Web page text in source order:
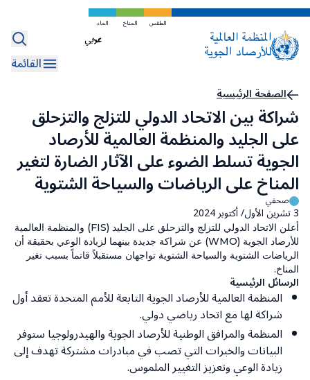
تخطي
المحتوى
الرئيسي
الطقس المناخ الماء
Select
your
القائمة
مسار
التنقل
الصفحة الرئيسية
شراكة بين الاتحاد الدولي للتزلج والتزحلق
على الجليد والمنظمة العالمية للأرصاد
الجوية تسلط الضوء على الآثار الضارة لتغير
المناخ على الرياضات والسياحة الشتوية
صحفي
3 تشرين الأول/ أكتوبر 2024
أعلن الاتحاد الدولي للتزلج والتزحلق على الجليد (FIS) والمنظمة العالمية
للأرصاد الجوية (WMO) عن شراكة جديدة بينهما لزيادة الوعي بحقيقة أن
الرياضات الشتوية والسياحة الشتوية تواجهان مستقبلاً قاتماً بسبب تغير
المناخ.
الرسائل الرئيسية
المنظمة العالمية للأرصاد الجوية التابعة للأمم المتحدة تعقد أول
شراكة لها مع اتحاد رياضي دولي.
المنظمة والمرافق الوطنية للأرصاد الجوية والهيدرولوجيا ستوفر
البيانات والخبرات التي تصب في مبادرات مشتركة تهدف إلى
زيادة الوعي وتعزيز التغيير الملموس.